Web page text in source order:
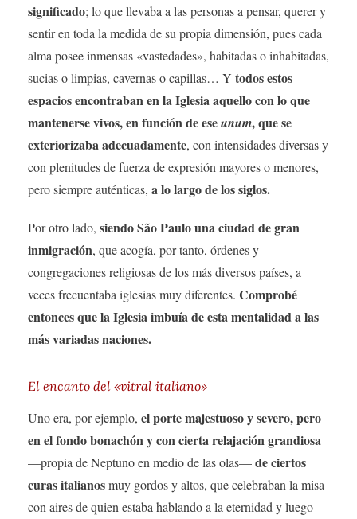
significado; lo que llevaba a las personas a pensar, querer y
sentir en toda la medida de su propia dimensión, pues cada
alma posee inmensas «vastedades», habitadas o inhabitadas,
sucias o limpias, cavernas o capillas… Y todos estos
espacios encontraban en la Iglesia aquello con lo que
mantenerse vivos, en función de eseunum, que se
exteriorizaba adecuadamente, con intensidades diversas y
con plenitudes de fuerza de expresión mayores o menores,
pero siempre auténticas, a lo largo de los siglos.
Por otro lado, siendo São Paulo una ciudad de gran
inmigración, que acogía, por tanto, órdenes y
congregaciones religiosas de los más diversos países, a
veces frecuentaba iglesias muy diferentes. Comprobé
entonces que la Iglesia imbuía de esta mentalidad a las
más variadas naciones.
El encanto del «vitral italiano»
Uno era, por ejemplo, el porte majestuoso y severo, pero
en el fondo bonachón y con cierta relajación grandiosa
—propia de Neptuno en medio de las olas—de ciertos
curas italianosmuy gordos y altos, que celebraban la misa
con aires de quien estaba hablando a la eternidad y luego